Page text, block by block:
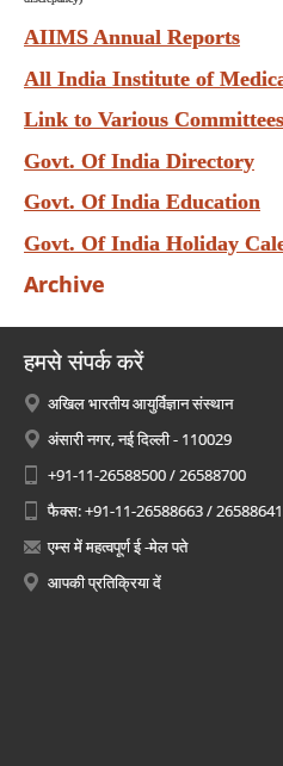
AIIMS Annual Reports
All India Institute of
Link to Various
Govt. Of India Directory
Govt. Of India Education
Govt. Of India Holiday
Archive
हमसे संपर्क करें
अखिल भारतीय आयुर्विज्ञान संस्थान
अंसारी नगर, नई दिल्ली - 110029
+91-11-26588500 / 26588700
फैक्स: +91-11-26588663 / 26588641
एम्स में महत्वपूर्ण ई -मेल पते
आपकी प्रतिक्रिया दें